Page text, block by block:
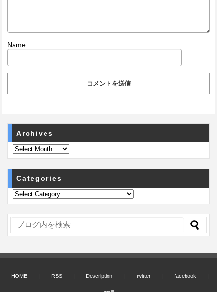
Name
Archives
Categories
HOME RSS Description twitter facebook